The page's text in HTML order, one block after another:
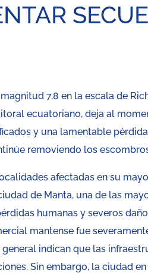
7,8 en la escala de
ecuatoriano, deja al
y una lamentable
removiendo los
afectadas en su
de Manta, una de las
humanas y severos
mantense fue
indican que las
Sin embargo, la ciudad